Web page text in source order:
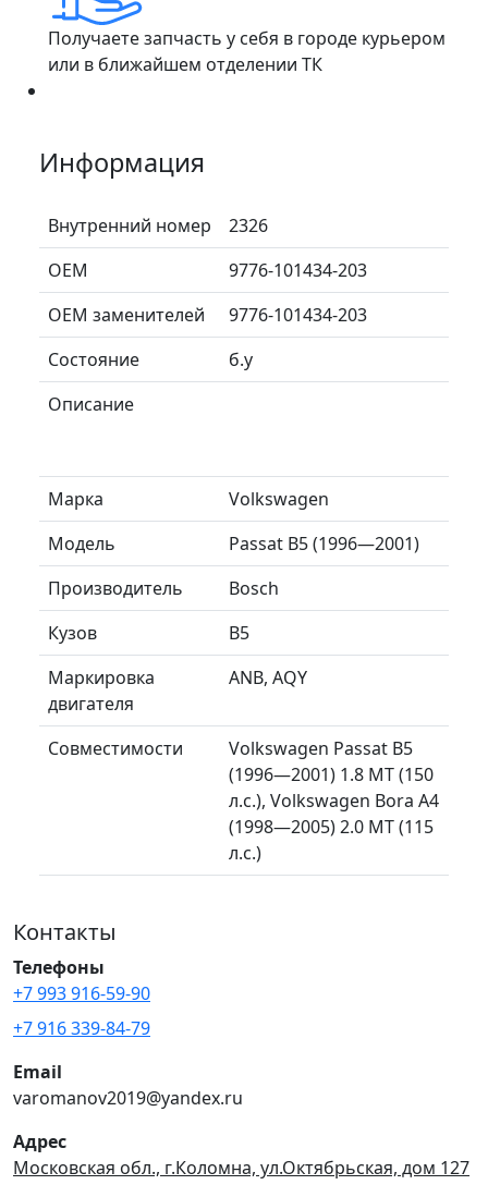
Получаете запчасть у себя в городе курьером
или в ближайшем отделении ТК
Информация
Внутренний номер
2326
ОЕМ
9776-101434-203
ОЕМ заменителей
9776-101434-203
Состояние
б.у
Описание
Марка
Volkswagen
Модель
Passat B5 (1996—2001)
Производитель
Bosch
Кузов
B5
Маркировка
двигателя
ANB, AQY
Совместимости
Volkswagen Passat B5
(1996—2001) 1.8 MT (150
л.с.), Volkswagen Bora A4
(1998—2005) 2.0 MT (115
л.с.)
Контакты
Телефоны
+7 993 916-59-90
+7 916 339-84-79
Email
varomanov2019@yandex.ru
Адрес
Московская обл., г.Коломна, ул.Октябрьская, дом 127